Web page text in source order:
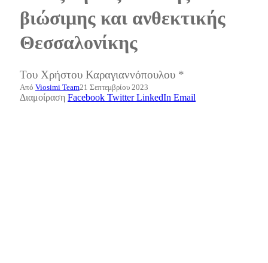
βιώσιμης και ανθεκτικής
Θεσσαλονίκης
Του Χρήστου Καραγιαννόπουλου *
Από Viosimi Team21 Σεπτεμβρίου 2023
Διαμοίραση Facebook Twitter LinkedIn Email